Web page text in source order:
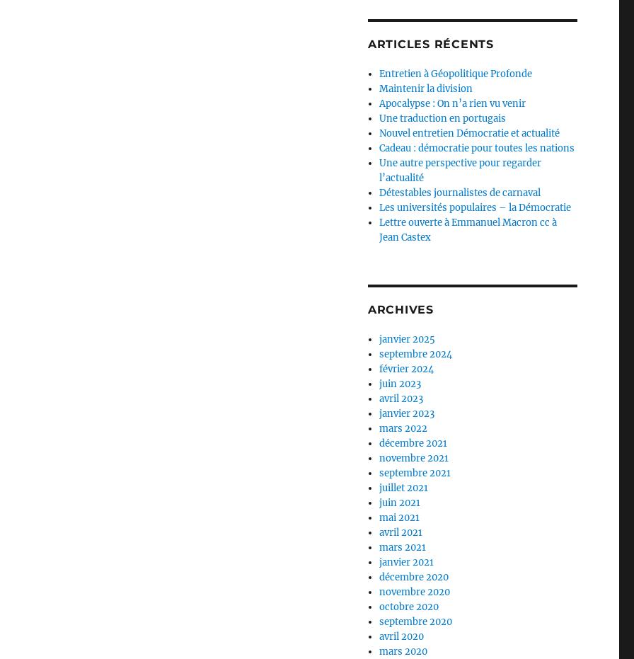
ARTICLES RÉCENTS
Entretien à Géopolitique Profonde
Maintenir la division
Apocalypse : On n’a rien vu venir
Une traduction en portugais
Nouvel entretien Démocratie et actualité
Cadeau : démocratie pour toutes les nations
Une autre perspective pour regarder
l’actualité
Détestables journalistes de carnaval
Les universités populaires – la Démocratie
Lettre ouverte à Emmanuel Macron cc à
Jean Castex
ARCHIVES
janvier 2025
septembre 2024
février 2024
juin 2023
avril 2023
janvier 2023
mars 2022
décembre 2021
novembre 2021
septembre 2021
juillet 2021
juin 2021
mai 2021
avril 2021
mars 2021
janvier 2021
décembre 2020
novembre 2020
octobre 2020
septembre 2020
avril 2020
mars 2020